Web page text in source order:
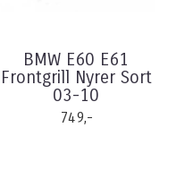
BMW E60 E61
Frontgrill Nyrer Sort
03-10
749,-